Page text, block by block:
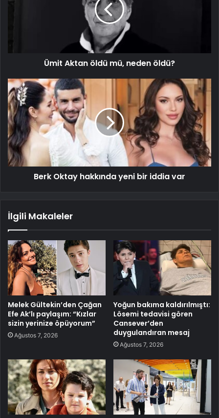
Ümit Aktan öldü mü, neden öldü?
Berk Oktay hakkında yeni bir iddia var
İlgili Makaleler
Melek Gültekin’den Çağan
Efe Ak’lı paylaşım: “Kızlar
sizin yerinize öpüyorum”
Ağustos 7, 2026
Yoğun bakıma kaldırılmıştı:
Lösemi tedavisi gören
Cansever’den
duygulandıran mesaj
Ağustos 7, 2026